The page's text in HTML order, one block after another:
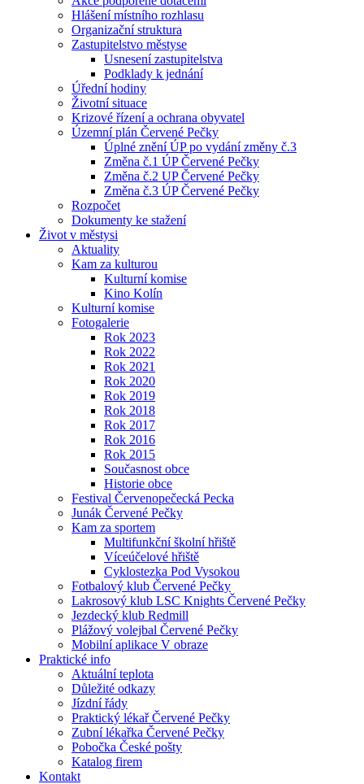
Hlášení místního rozhlasu
Organizační struktura
Zastupitelstvo městyse
Usnesení zastupitelstva
Podklady k jednání
Úřední hodiny
Životní situace
Krizové řízení a ochrana obyvatel
Územní plán Červené Pečky
Úplné znění ÚP po vydání změny č.3
Změna č.1 ÚP Červené Pečky
Změna č.2 UP Červené Pečky
Změna č.3 ÚP Červené Pečky
Rozpočet
Dokumenty ke stažení
Život v městysi
Aktuality
Kam za kulturou
Kulturní komise
Kino Kolín
Kulturní komise
Fotogalerie
Rok 2023
Rok 2022
Rok 2021
Rok 2020
Rok 2019
Rok 2018
Rok 2017
Rok 2016
Rok 2015
Současnost obce
Historie obce
Festival Červenopečecká Pecka
Junák Červené Pečky
Kam za sportem
Multifunkční školní hřiště
Víceúčelové hřiště
Cyklostezka Pod Vysokou
Fotbalový klub Červené Pečky
Lakrosový klub LSC Knights Červené Pečky
Jezdecký klub Redmill
Plážový volejbal Červené Pečky
Mobilní aplikace V obraze
Praktické info
Aktuální teplota
Důležité odkazy
Jízdní řády
Praktický lékař Červené Pečky
Zubní lékařka Červené Pečky
Pobočka České pošty
Katalog firem
Kontakt